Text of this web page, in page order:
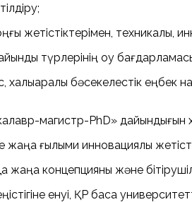
жетістіктерімен, техникалық,
түрлерінің оқу
халықаралық бәсекелестік
магистр-PhD» дайындығын
жаңа ғылыми инновациялық
жаңа концепцияны және
енуі, ҚР басқа